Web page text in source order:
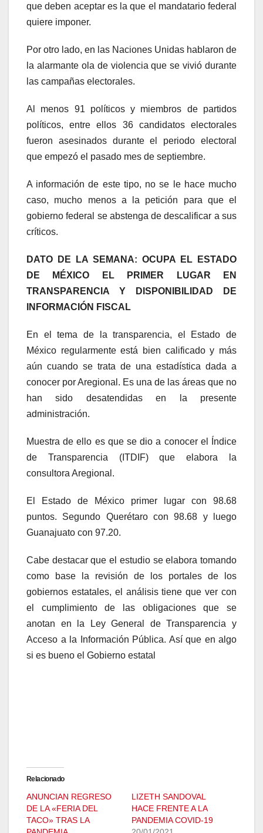
que deben aceptar es la que el mandatario federal
quiere imponer.
Por otro lado, en las Naciones Unidas hablaron de
la alarmante ola de violencia que se vivió durante
las campañas electorales.
Al menos 91 políticos y miembros de partidos
políticos, entre ellos 36 candidatos electorales
fueron asesinados durante el periodo electoral
que empezó el pasado mes de septiembre.
A información de este tipo, no se le hace mucho
caso, mucho menos a la petición para que el
gobierno federal se abstenga de descalificar a sus
críticos.
DATO DE LA SEMANA: OCUPA EL ESTADO
DE MÉXICO EL PRIMER LUGAR EN
TRANSPARENCIA Y DISPONIBILIDAD DE
INFORMACIÓN FISCAL
En el tema de la transparencia, el Estado de
México regularmente está bien calificado y más
aún cuando se trata de una estadística dada a
conocer por Aregional. Es una de las áreas que no
han sido desatendidas en la presente
administración.
Muestra de ello es que se dio a conocer el Índice
de Transparencia (ITDIF) que elabora la
consultora Aregional.
El Estado de México primer lugar con 98.68
puntos. Segundo Querétaro con 98.68 y luego
Guanajuato con 97.20.
Cabe destacar que el estudio se elabora tomando
como base la revisión de los portales de los
gobiernos estatales, el análisis tiene que ver con
el cumplimiento de las obligaciones que se
anotan en la Ley General de Transparencia y
Acceso a la Información Pública. Así que en algo
si es bueno el Gobierno estatal
Relacionado
ANUNCIAN REGRESO
DE LA «FERIA DEL
TACO» TRAS LA
LIZETH SANDOVAL
HACE FRENTE A LA
PANDEMIA COVID-19